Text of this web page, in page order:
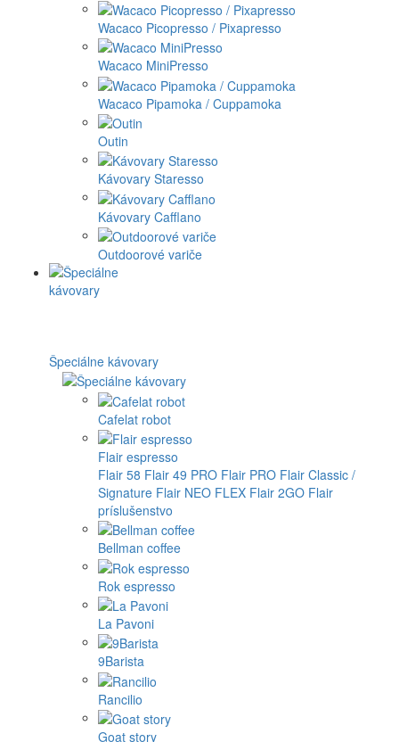
Wacaco Picopresso / Pixapresso
Wacaco MiniPresso
Wacaco Pipamoka / Cuppamoka
Outin
Kávovary Staresso
Kávovary Cafflano
Outdoorové variče
Špeciálne kávovary
Cafelat robot
Flair espresso
Flair 58 Flair 49 PRO Flair PRO Flair Classic /
Signature Flair NEO FLEX Flair 2GO Flair
príslušenstvo
Bellman coffee
Rok espresso
La Pavoni
9Barista
Rancilio
Goat story